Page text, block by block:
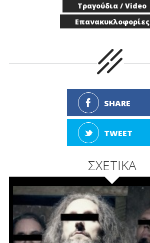
Τραγούδια / Video
Επανακυκλοφορίες
SHARE
TWEET
ΣΧΕΤΙΚΑ